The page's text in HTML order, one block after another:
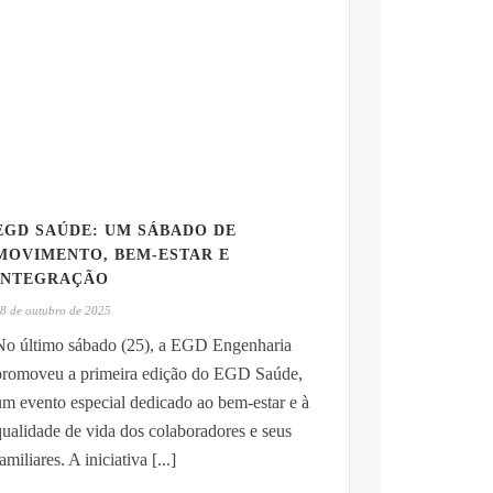
SAÚDE: UM SÁBADO DE
BEM-ESTAR E
de outubro de 2025
último sábado (25), a EGD Engenharia
a primeira edição do EGD Saúde,
evento especial dedicado ao bem-estar e à
de vida dos colaboradores e seus
A iniciativa [...]